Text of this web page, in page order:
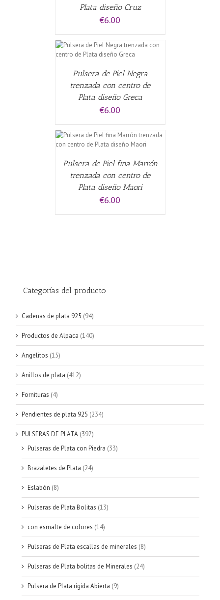
Plata diseño Cruz
€6.00
Pulsera de Piel Negra
trenzada con centro de
Plata diseño Greca
€6.00
Pulsera de Piel fina Marrón
trenzada con centro de
Plata diseño Maori
€6.00
Categorías del producto
Cadenas de plata 925 (94)
Productos de Alpaca (140)
Angelitos (15)
Anillos de plata (412)
Fornituras (4)
Pendientes de plata 925 (234)
PULSERAS DE PLATA (397)
Pulseras de Plata con Piedra (33)
Brazaletes de Plata (24)
Eslabón (8)
Pulseras de Plata Bolitas (13)
con esmalte de colores (14)
Pulseras de Plata escallas de minerales (8)
Pulseras de Plata bolitas de Minerales (24)
Pulsera de Plata rígida Abierta (9)